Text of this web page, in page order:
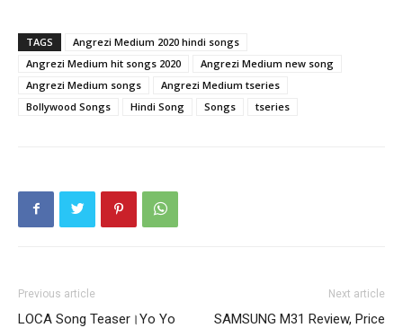
TAGS
Angrezi Medium 2020 hindi songs
Angrezi Medium hit songs 2020
Angrezi Medium new song
Angrezi Medium songs
Angrezi Medium tseries
Bollywood Songs
Hindi Song Songs tseries
Previous article
LOCA Song Teaser।Yo Yo
Next article
SAMSUNG M31 Review, Price